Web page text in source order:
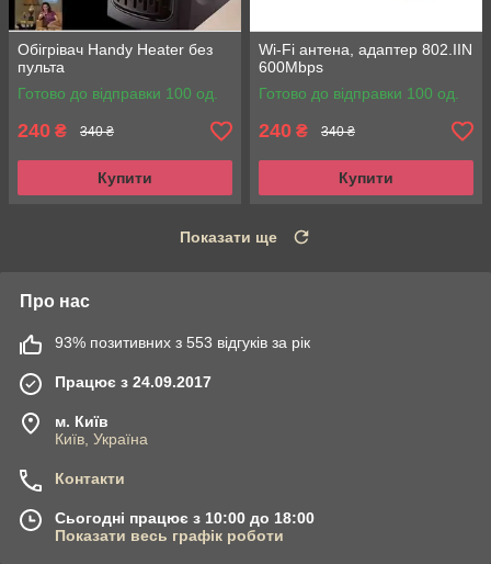
Обігрівач Handy Heater без
пульта
Готово до відправки 100 од.
240 ₴ 340 ₴
Купити
Wi-Fi антена, адаптер 802.IIN
600Mbps
Готово до відправки 100 од.
240 ₴ 340 ₴
Купити
Показати ще
Про нас
93% позитивних з 553 відгуків за рік
Працює з 24.09.2017
м. Київ
Київ, Україна
Контакти
Сьогодні працює з 10:00 до 18:00
Показати весь графік роботи